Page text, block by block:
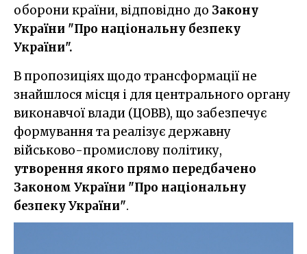
оборони країни, відповідно до Закону
України "Про національну безпеку
України".
В пропозиціях щодо трансформації не
знайшлося місця і для центрального органу
виконавчої влади (ЦОВВ), що забезпечує
формування та реалізує державну
військово-промислову політику,
утворення якого прямо передбачено
Законом України "Про національну
безпеку України".